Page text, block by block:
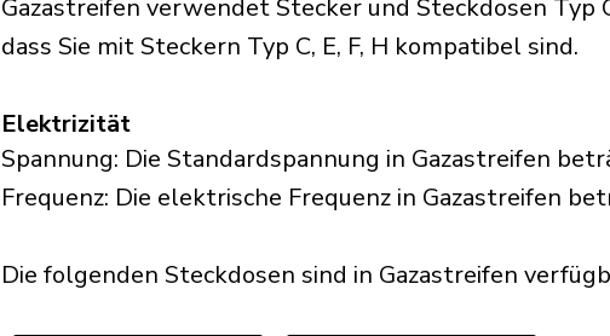
Gazastreifen verwendet Stecker und Steckdosen Typ
dass Sie mit Steckern Typ C, E, F, H kompatibel sind.
Elektrizität
Spannung: Die Standardspannung in Gazastreifen
Frequenz: Die elektrische Frequenz in Gazastreifen
Die folgenden Steckdosen sind in Gazastreifen